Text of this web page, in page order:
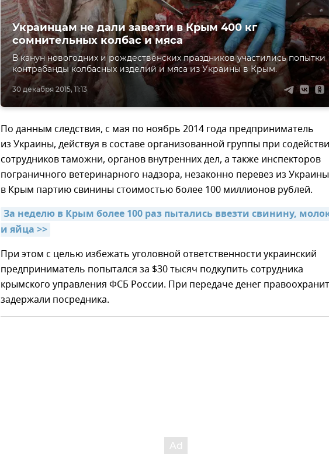
30 декабря 2015, 11:13
Украинцам не дали завезти в Крым 400 кг
сомнительных колбас и мяса
В канун новогодних и рождественских праздников участились попытки
контрабанды колбасных изделий и мяса из Украины в Крым.
По данным следствия, с мая по ноябрь 2014 года предприниматель
из Украины, действуя в составе организованной группы при
сотрудников таможни, органов внутренних дел, а также инспекторов
пограничного ветеринарного надзора, незаконно перевез из Украины
в Крым партию свинины стоимостью более 100 миллионов рублей.
За неделю в Крым более 100 раз пытались ввезти свинину,
и яйца >>
При этом с целью избежать уголовной ответственности украинский
предприниматель попытался за $30 тысяч подкупить сотрудника
крымского управления ФСБ России. При передаче денег
задержали посредника.